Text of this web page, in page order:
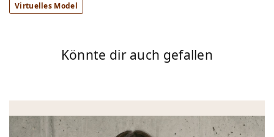
Virtuelles Model
Könnte dir auch gefallen